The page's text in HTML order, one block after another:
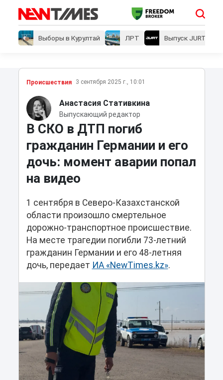
Выборы в Курултай ЛРТ Выпуск JURT
Проиcшествия 3 сентября 2025 г., 10:01
Анастасия Стативкина
Выпускающий редактор
В СКО в ДТП погиб
гражданин Германии и его
дочь: момент аварии попал
на видео
1 сентября в Северо-Казахстанской
области произошло смертельное
дорожно-транспортное происшествие.
На месте трагедии погибли 73-летний
гражданин Германии и его 48-летняя
дочь, передает ИА «NewTimes.kz».